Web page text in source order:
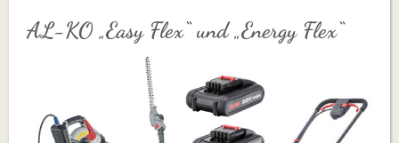
AL-KO „Easy Flex“ und „Energy Flex“